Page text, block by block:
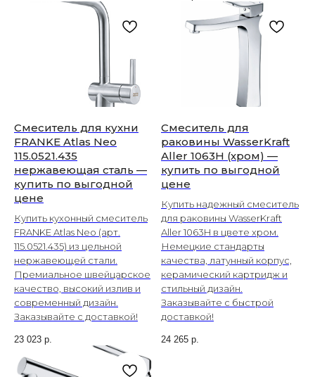
Смеситель для кухни
FRANKE Atlas Neo
115.0521.435
нержавеющая сталь —
купить по выгодной
цене
Купить кухонный смеситель
FRANKE Atlas Neo (арт.
115.0521.435) из цельной
нержавеющей стали.
Премиальное швейцарское
качество, высокий излив и
современный дизайн.
Заказывайте с доставкой!
23 023 р.
Смеситель для
раковины WasserKraft
Aller 1063H (хром) —
купить по выгодной
цене
Купить надежный смеситель
для раковины WasserKraft
Aller 1063H в цвете хром.
Немецкие стандарты
качества, латунный корпус,
керамический картридж и
стильный дизайн.
Заказывайте с быстрой
доставкой!
24 265 р.